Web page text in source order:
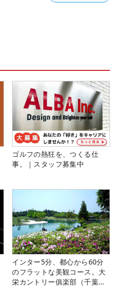
ゴルフの熱狂を、つくる仕
事。｜スタッフ募集中
インター5分、都心から60分
のフラットな美観コース。大
栄カントリー俱楽部（千葉